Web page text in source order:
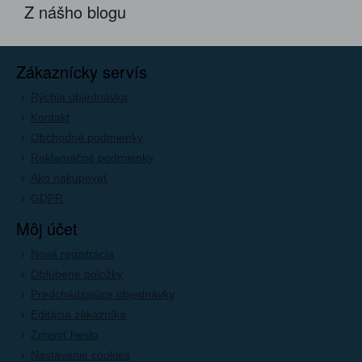
Z nášho blogu
Zákaznícky servís
Rýchla objednávka
Kontakt
Obchodné podmienky
Reklamačné podmienky
Ako nakupovať
GDPR
Môj účet
Nová registrácia
Oblúbené položky
Predchádzajúce objednávky
Editácia zákazníka
Zmeniť heslo
Nastavenie cookies